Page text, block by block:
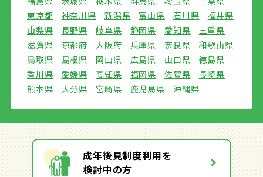
東京都
神奈川県 新潟県 富山県 石川県
福井県
山梨県
長野県 岐阜県 静岡県 愛知県
三重県
滋賀県
京都府 大阪府 兵庫県 奈良県
和歌山県
鳥取県
島根県 岡山県 広島県 山口県
徳島県
香川県
愛媛県 高知県 福岡県 佐賀県
長崎県
熊本県
大分県 宮崎県 鹿児島県 沖縄県
成年後見制度利用を
検討中の方